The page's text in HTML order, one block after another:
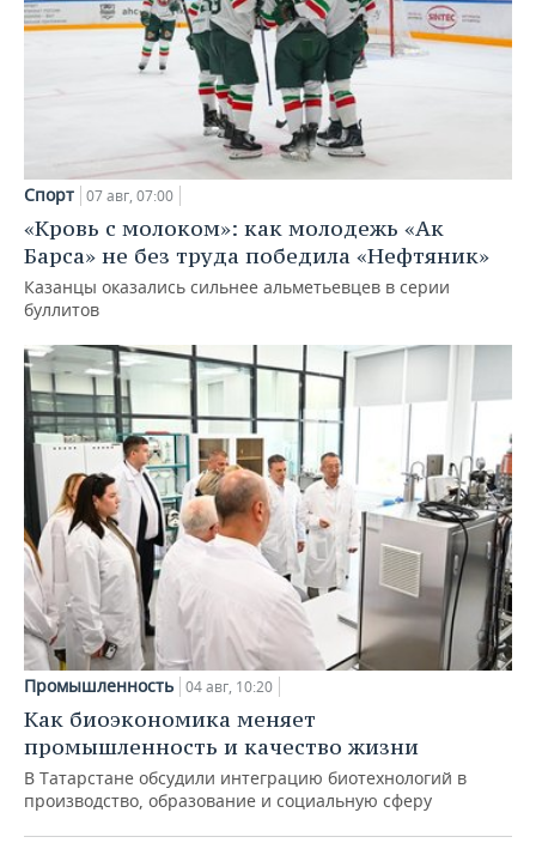
Спорт 07 авг, 07:00
«Кровь с молоком»: как молодежь «Ак
Барса» не без труда победила «Нефтяник»
Казанцы оказались сильнее альметьевцев в серии
буллитов
Промышленность 04 авг, 10:20
Как биоэкономика меняет
промышленность и качество жизни
В Татарстане обсудили интеграцию биотехнологий в
производство, образование и социальную сферу